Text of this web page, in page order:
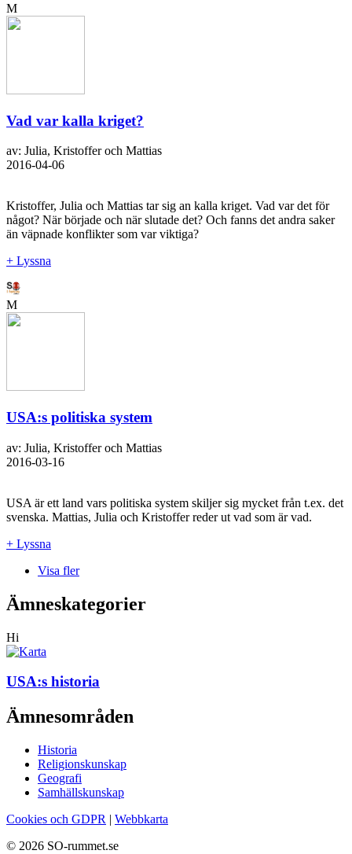
M
Vad var kalla kriget?
av: Julia, Kristoffer och Mattias
2016-04-06
Kristoffer, Julia och Mattias tar sig an kalla kriget. Vad var det för
något? När började och när slutade det? Och fanns det andra saker
än väpnade konflikter som var viktiga?
+ Lyssna
M
USA:s politiska system
av: Julia, Kristoffer och Mattias
2016-03-16
USA är ett land vars politiska system skiljer sig mycket från t.ex. det
svenska. Mattias, Julia och Kristoffer reder ut vad som är vad.
+ Lyssna
Visa fler
Ämneskategorier
Hi
USA:s historia
Ämnesområden
Historia
Religionskunskap
Geografi
Samhällskunskap
Cookies och GDPR | Webbkarta
© 2026 SO-rummet.se